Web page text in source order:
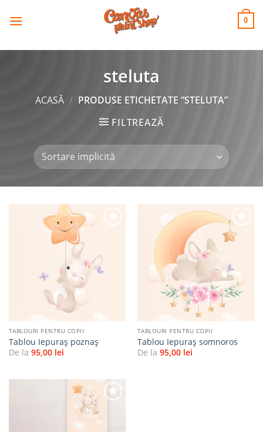
CANVAS
PRINT SHOP 0
steluta
ACASĂ / PRODUSE ETICHETATE “STELUTA”
FILTREAZĂ
Adaugă
favorite
TABLOURI PENTRU COPII
Tablou Iepuraș poznaș
De la 95,00 lei
favorite
TABLOURI PENTRU COPII
Tablou Iepuraș somnoros
De la 95,00 lei